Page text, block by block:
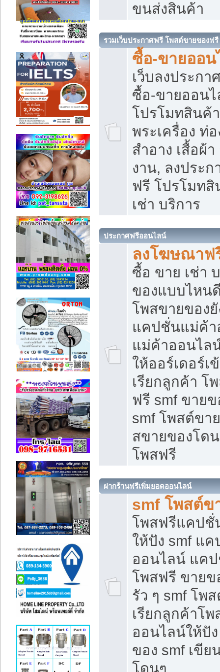
ขนส่งสินค้า
รวมเว็บประกาศฟรี โพสต์ขายของฟรี
ซื้อ-ขายออน
เว็บลงประก
ซื้อ-ขายออน
โปรโมทสินค้
พระเครื่อง ท่อ
สำอาง เสื้อผ้
งาน, ลงประ
ฟรี โปรโมท
เช่า บริการ
ประกาศฟรีออนไลน์
ลงโฆษณาฟ
ซื้อ ขาย เช่า
ของแบบไหน
โพสขายของยั
แคปชั่นแม่ค้
แม่ค้าออนไล
ให้ออร์เดอร์เ
เรียกลูกค้า โ
ฟรี smf ขาย
smf โพสต์ขา
สขายของโด
โพสฟรี
ฝากร้านฟรีเพิ่มยอดออนไลน์
smf โพสต์ข
โพสฟรีแคปชั่
ให้ปัง smf แ
ออนไลน์ แค
โพสฟรี ขายข
รัว ๆ smf โพ
เรียกลูกค้าโ
ออนไลน์ให้ปั
ของ smf เขี
โดนๆ